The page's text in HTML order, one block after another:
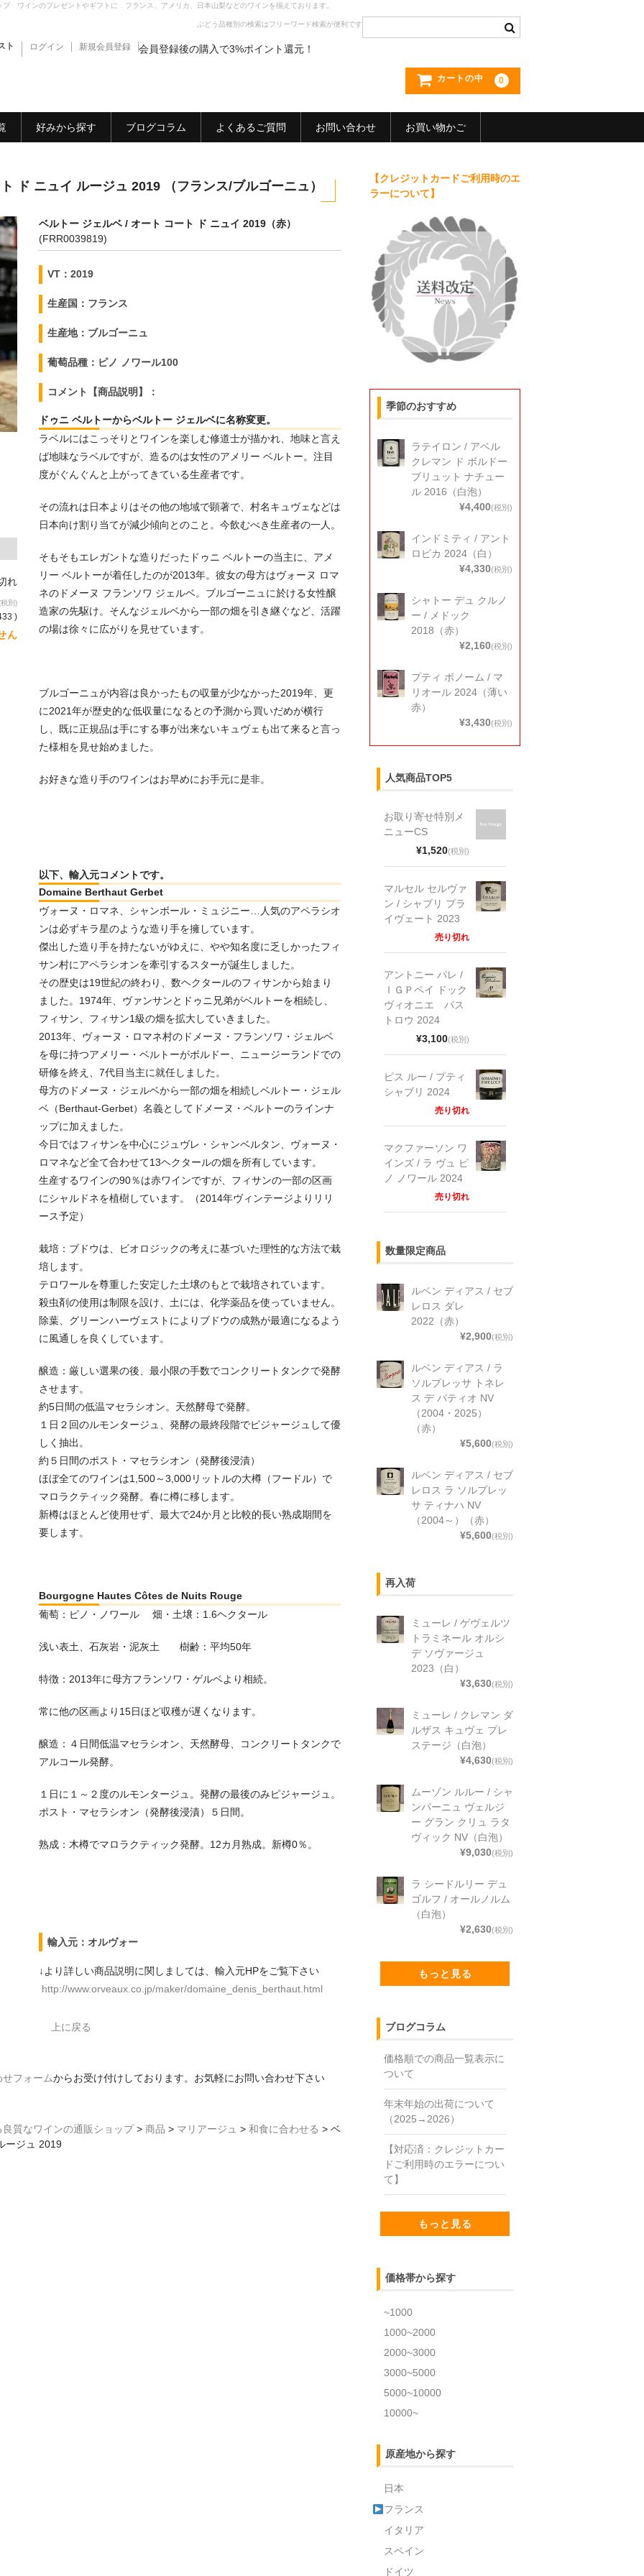
ワインのプレゼントやギフトに フランス、アメリカ、日本山梨などのワインを揃えております。
ぶどう品種別の検索はフリーワード検索が便利です
ト ログイン 新規会員登録 会員登録後の購入で3%ポイント還元！
カートの中 0
好みから探す ブログコラム よくあるご質問 お問い合わせ お買い物かご
ド ニュイ ルージュ 2019 （フランス/ブルゴーニュ）
れ
別)
)
ん
ベルトー ジェルベ / オート コート ド ニュイ 2019（赤）
(FRR0039819)
VT：2019
生産国：フランス
生産地：ブルゴーニュ
葡萄品種：ピノ ノワール100
コメント【商品説明】：
ドゥニ ベルトーからベルトー ジェルベに名称変更。
ラベルにはこっそりとワインを楽しむ修道士が描かれ、地味と言え
ば地味なラベルですが、造るのは女性のアメリー ベルトー。注目
度がぐんぐんと上がってきている生産者です。
その流れは日本よりはその他の地域で顕著で、村名キュヴェなどは
日本向け割り当てが減少傾向とのこと。今飲むべき生産者の一人。
そもそもエレガントな造りだったドゥニ ベルトーの当主に、アメ
リー ベルトーが着任したのが2013年。彼女の母方はヴォーヌ ロマ
ネのドメーヌ フランソワ ジェルベ。ブルゴーニュに於ける女性醸
造家の先駆け。そんなジェルベから一部の畑を引き継ぐなど、活躍
の場は徐々に広がりを見せています。
ブルゴーニュが内容は良かったもの収量が少なかった2019年、更
に2021年が歴史的な低収量になるとの予測から買いだめが横行
し、既に正規品は手にする事が出来ないキュヴェも出て来ると言っ
た様相を見せ始めました。
お好きな造り手のワインはお早めにお手元に是非。
以下、輸入元コメントです。
Domaine Berthaut Gerbet
ヴォーヌ・ロマネ、シャンボール・ミュジニー…人気のアペラシオ
ンは必ずキラ星のような造り手を擁しています。
傑出した造り手を持たないがゆえに、やや知名度に乏しかったフィ
サン村にアペラシオンを牽引するスターが誕生しました。
その歴史は19世紀の終わり、数ヘクタールのフィサンから始まり
ました。1974年、ヴァンサンとドゥニ兄弟がベルトーを相続し、
フィサン、フィサン1級の畑を拡大していきました。
2013年、ヴォーヌ・ロマネ村のドメーヌ・フランソワ・ジェルベ
を母に持つアメリー・ベルトーがボルドー、ニュージーランドでの
研修を終え、7代目当主に就任しました。
母方のドメーヌ・ジェルベから一部の畑を相続しベルトー・ジェル
ベ（Berthaut-Gerbet）名義としてドメーヌ・ベルトーのラインナ
ップに加えました。
今日ではフィサンを中心にジュヴレ・シャンベルタン、ヴォーヌ・
ロマネなど全て合わせて13ヘクタールの畑を所有しています。
生産するワインの90％は赤ワインですが、フィサンの一部の区画
にシャルドネを植樹しています。（2014年ヴィンテージよりリリ
ース予定）
栽培：ブドウは、ビオロジックの考えに基づいた理性的な方法で栽
培します。
テロワールを尊重した安定した土壌のもとで栽培されています。
殺虫剤の使用は制限を設け、土には、化学薬品を使っていません。
除葉、グリーンハーヴェストによりブドウの成熟が最適になるよう
に風通しを良くしています。
醸造：厳しい選果の後、最小限の手数でコンクリートタンクで発酵
させます。
約5日間の低温マセラシオン。天然酵母で発酵。
１日２回のルモンタージュ、発酵の最終段階でピジャージュして優
しく抽出。
約５日間のポスト・マセラシオン（発酵後浸漬）
ほぼ全てのワインは1,500～3,000リットルの大樽（フードル）で
マロラクティック発酵。春に樽に移します。
新樽はほとんど使用せず、最大で24か月と比較的長い熟成期間を
要します。
Bourgogne Hautes Côtes de Nuits Rouge
葡萄：ピノ・ノワール 畑・土壌： 1.6ヘクタール
浅い表土、石灰岩・泥灰土 樹齢：平均50年
特徴： 2013年に母方フランソワ・ゲルベより相続。
常に他の区画より 15日ほど収穫が遅くなります。
醸造：４日間低温マセラシオン、天然酵母、
コンクリートタンクで
アルコール発酵。
１日に１～２度のルモンタージュ。発酵の最後のみピジャージュ。
ポスト・マセラシオン（発酵後浸漬）５日間。
熟成：木樽でマロラクティック発酵。 12カ月熟成。新樽0％。
輸入元：オルヴォー
↓より詳しい商品説明に関しましては、輸入元HPをご覧下さい
http://www.orveaux.co.jp/maker/domaine_denis_berthaut.html
上に戻る
フォームからお受け付けしております。お気軽にお問い合わせ下さい
良質なワインの通販ショップ> 商品 > マリアージュ > 和食に合わせる > ベ
ージュ 2019
【クレジットカードご利用時のエ
ラーについて】
季節のおすすめ
ラテイロン / アベル
クレマン ド ボルドー
ブリュット ナチュー
ル 2016（白泡）
¥4,400(税別)
インドミティ / アント
ロピカ 2024（白）
¥4,330(税別)
シャトー デュ クルノ
ー / メドック
2018（赤）
¥2,160(税別)
プティ ボノーム / マ
リオール 2024（薄い
赤）
¥3,430(税別)
人気商品TOP5
お取り寄せ特別メ
ニューCS
¥1,520(税別)
マルセル セルヴァ
ン / シャブリ プラ
イヴェート 2023
売り切れ
アントニー パレ /
ＩＧＰペイ ドック
ヴィオニエ パス
トロウ 2024
¥3,100(税別)
ピス ルー / プティ
シャブリ 2024
売り切れ
マクファーソン ワ
インズ / ラ ヴュ ピ
ノ ノワール 2024
売り切れ
数量限定商品
ルベン ディアス / セブ
レロス ダレ
2022（赤）
¥2,900(税別)
ルベン ディアス / ラ
ソルプレッサ トネレ
ス デ パティオ NV
（2004・2025）
（赤）
¥5,600(税別)
ルベン ディアス / セブ
レロス ラ ソルプレッ
サ ティナハ NV
（2004～）（赤）
¥5,600(税別)
再入荷
ミューレ / ゲヴェルツ
トラミネール オルシ
デ ソヴァージュ
2023（白）
¥3,630(税別)
ミューレ / クレマン ダ
ルザス キュヴェ プレ
ステージ（白泡）
¥4,630(税別)
ムーゾン ルルー / シャ
ンパーニュ ヴェルジ
ー グラン クリュ ラタ
ヴィック NV（白泡）
¥9,030(税別)
ラ シードルリー デュ
ゴルフ / オールノルム
（白泡）
¥2,630(税別)
もっと見る
ブログコラム
価格順での商品一覧表示に
ついて
年末年始の出荷について
（2025→2026）
【対応済：クレジットカー
ドご利用時のエラーについ
て】
もっと見る
価格帯から探す
~1000
1000~2000
2000~3000
3000~5000
5000~10000
10000~
原産地から探す
日本
フランス
イタリア
スペイン
ドイツ